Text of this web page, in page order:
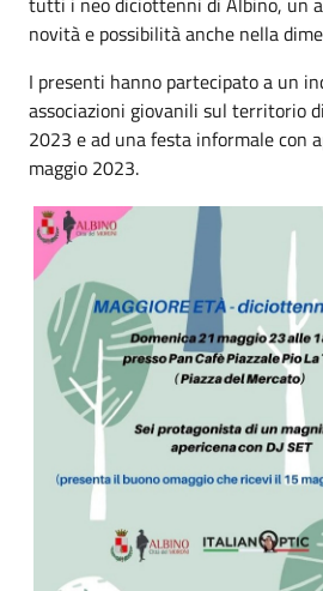
novità e possibilità anche nella
I presenti hanno partecipato a un
associazioni giovanili sul territorio
2023 e ad una festa informale con
maggio 2023.